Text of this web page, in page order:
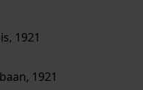
1921
1921